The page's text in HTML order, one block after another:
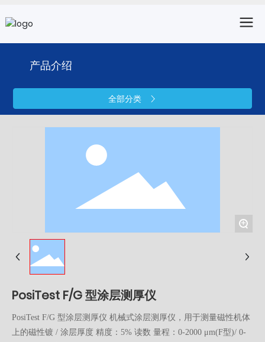
产品介绍
全部分类
+
PosiTest F/G 型涂层测厚仪
PosiTest F/G 型涂层测厚仪 机械式涂层测厚仪，用于测量磁性机体
上的磁性镀 / 涂层厚度 精度：5% 读数 量程：0-2000 μm(F型)/ 0-